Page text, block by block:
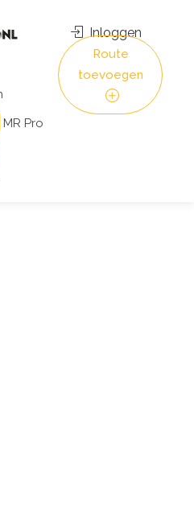
MR Pro
Inloggen
Route
toevoegen